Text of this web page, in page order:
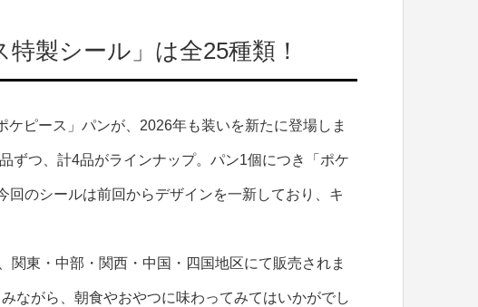
製シール」は全25種類！
ピース」パンが、2026年も装いを新たに登場しま
ずつ、計4品がラインナップ。パン1個につき「ポケ
回のシールは前回からデザインを一新しており、キ
東・中部・関西・中国・四国地区にて販売されま
ながら、朝食やおやつに味わってみてはいかがでし